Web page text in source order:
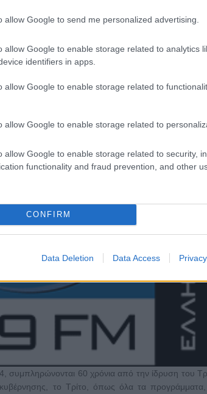
allow Google to send me personalized advertising.
allow Google to enable storage related to analytics
identifiers in apps.
allow Google to enable storage related to
allow Google to enable storage related to
allow Google to enable storage related to security,
functionality and fraud prevention, and other
CONFIRM
Data Deletion Data Access
60 χρόνια από την ίδρυση του
το Τρίτο, όπως όλα τα προγράμματα,